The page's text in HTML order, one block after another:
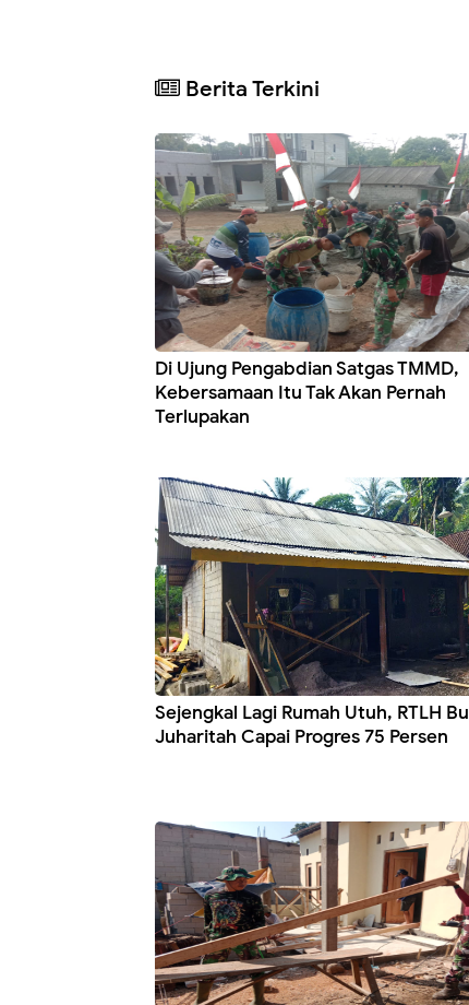
Berita Terkini
Di Ujung Pengabdian Satgas TMMD,
Kebersamaan Itu Tak Akan Pernah
Terlupakan
Sejengkal Lagi Rumah Utuh, RTLH Bu
Juharitah Capai Progres 75 Persen